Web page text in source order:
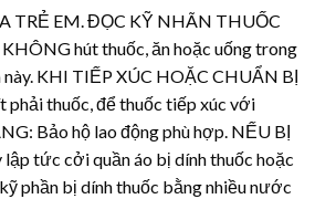
TRẺ EM. ĐỌC KỸ NHÃN THUỐC
hút thuốc, ăn hoặc uống trong
này. KHI TIẾP XÚC HOẶC CHUẨN BỊ
thuốc, để thuốc tiếp xúc với
Bảo hộ lao động phù hợp. NẾU BỊ
tức cởi quần áo bị dính thuốc hoặc
phần bị dính thuốc bằng nhiều nước